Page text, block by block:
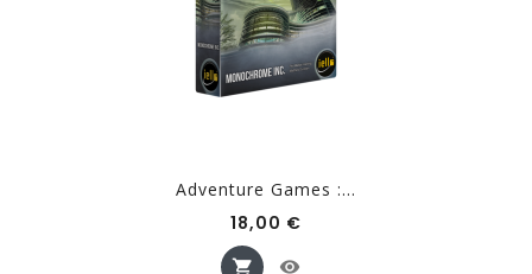
Adventure Games :...
18,00 €